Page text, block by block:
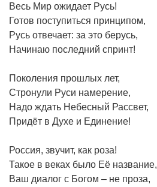
Весь Мир ожидает Русь!
Готов поступиться принципом,
Русь отвечает: за это берусь,
Начинаю последний спринт!
Поколения прошлых лет,
Стронули Руси намерение,
Надо ждать Небесный Рассвет,
Придёт в Духе и Единение!
Россия, звучит, как роза!
Такое в веках было Её название,
Ваш диалог с Богом – не проза,